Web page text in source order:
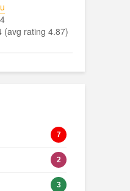
(avg rating 4.87)
7
2
3